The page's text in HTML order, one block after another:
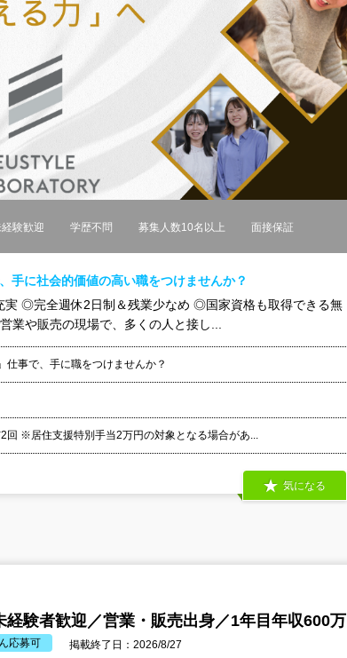
験歓迎 学歴不問 募集人数10名以上 面接保証
手に社会的価値の高い職をつけませんか？
◎完全週休2日制＆残業少なめ ◎国家資格も取得できる無
や販売の現場で、多くの人と接し...
仕事で、手に職をつけませんか？
回 ※居住支援特別手当2万円の対象となる場合があ...
気になる
験者歓迎／営業・販売出身／1年目年収600万
応募可 掲載終了日：2026/8/27